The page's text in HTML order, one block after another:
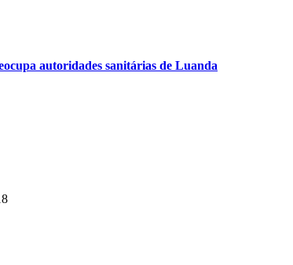
autoridades sanitárias de Luanda